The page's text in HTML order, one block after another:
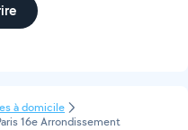
à domicile
16e Arrondissement